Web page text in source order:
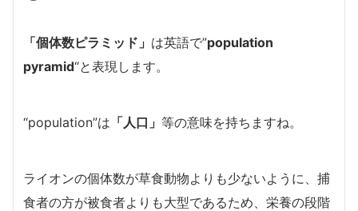
「個体数ピラミッド」 は英語で”population
pyramid“と表現します。
“population”は 「人口」 等の意味を持ちますね。
ライオンの個体数が草食動物よりも少ないように、捕
食者の方が被食者よりも大型であるため、栄養の段階